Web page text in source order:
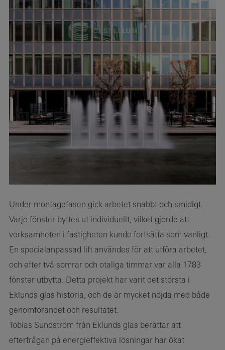
Under montagefasen gick arbetet snabbt och smidigt.
Varje fönster byttes ut individuellt, vilket gjorde att
verksamheten i fastigheten kunde fortsätta som vanligt.
En specialanpassad lift användes för att utföra arbetet,
och efter två somrar och otaliga timmar var alla 1783
fönster utbytta. Detta projekt har varit det största i
Eklunds glas historia, och de är mycket nöjda med både
genomförandet och resultatet.
Tobias Sundström från Eklunds glas berättar att
efterfrågan på energieffektiva lösningar har ökat